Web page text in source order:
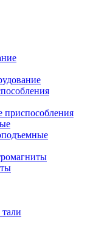
приспособления